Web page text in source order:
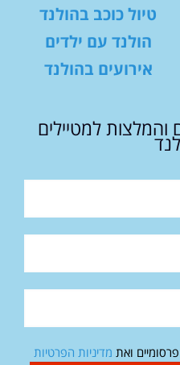
טיול כוכב בהולנד
הולנד עם ילדים
אירועים בהולנד
למטיילים
ואת מדיניות הפרטיות